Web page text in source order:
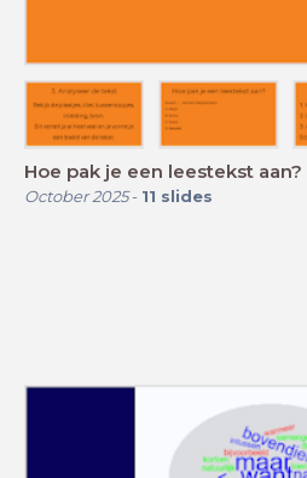
Hoe pak je een leestekst aan?
October 2025- 11 slides